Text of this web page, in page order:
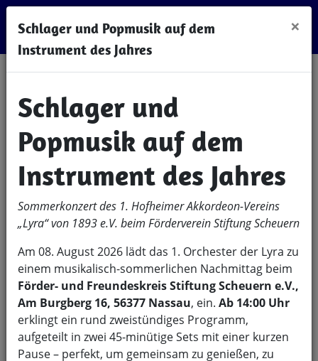
Herzlich Willkommen
auf der Internetseite
des 1. Hofheimer
Akkordeon-Vereins
LYRA von 1893 e.V.
Schlager und Popmusik auf dem
Instrument des Jahres
×
Schlager und
Popmusik auf dem
Instrument des Jahres
Sommerkonzert des 1. Hofheimer Akkordeon-Vereins
„Lyra“ von 1893 e.V. beim Förderverein Stiftung Scheuern
Am 08. August 2026 lädt das 1. Orchester der Lyra zu
einem musikalisch-sommerlichen Nachmittag beim
Förder- und Freundeskreis Stiftung Scheuern e.V.,
Am Burgberg 16, 56377 Nassau, ein. Ab 14:00 Uhr
erklingt ein rund zweistündiges Programm,
aufgeteilt in zwei 45-minütige Sets mit einer kurzen
Pause – perfekt, um gemeinsam zu genießen, zu